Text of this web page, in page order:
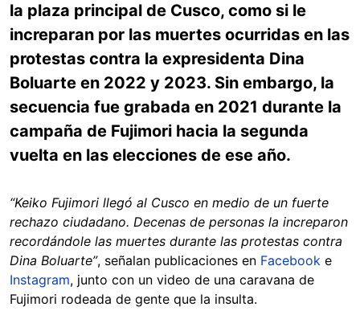
la plaza principal de Cusco, como si le
increparan por las muertes ocurridas en las
protestas contra la expresidenta Dina
Boluarte en 2022 y 2023. Sin embargo, la
secuencia fue grabada en 2021 durante la
campaña de Fujimori hacia la segunda
vuelta en las elecciones de ese año.
“Keiko Fujimori llegó al Cusco en medio de un fuerte
rechazo ciudadano. Decenas de personas la increparon
recordándole las muertes durante las protestas contra
Dina Boluarte”, señalan publicaciones en Facebook e
Instagram, junto con un video de una caravana de
Fujimori rodeada de gente que la insulta.